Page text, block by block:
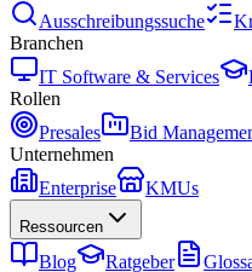
Ausschreibungssuche
Branchen
IT Software & Services
Rollen
Presales
Bid
Unternehmen
Enterprise
KMUs
Ressourcen
Blog Ratgeber